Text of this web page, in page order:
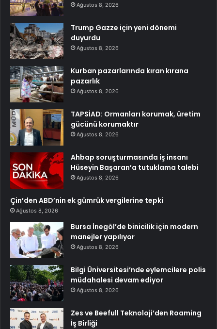
Ağustos 8, 2026
Trump Gazze için yeni dönemi
duyurdu
Ağustos 8, 2026
Kurban pazarlarında kıran kırana
pazarlık
Ağustos 8, 2026
TAPSİAD: Ormanları korumak, üretim
gücünü korumaktır
Ağustos 8, 2026
Ahbap soruşturmasında iş insanı
Hüseyin Başaran’a tutuklama talebi
Ağustos 8, 2026
Çin’den ABD’nin ek gümrük vergilerine tepki
Ağustos 8, 2026
Bursa İnegöl’de binicilik için modern
manejler yapılıyor
Ağustos 8, 2026
Bilgi Üniversitesi’nde eylemcilere polis
müdahalesi devam ediyor
Ağustos 8, 2026
Zes ve Beefull Teknoloji’den Roaming
İş Birliği